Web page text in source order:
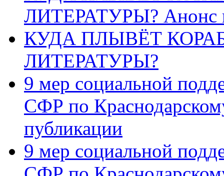
ЛИТЕРАТУРЫ? Анонс
КУДА ПЛЫВЁТ
ЛИТЕРАТУРЫ?
9 мер социальной
СФР по
публикации
9 мер социальной